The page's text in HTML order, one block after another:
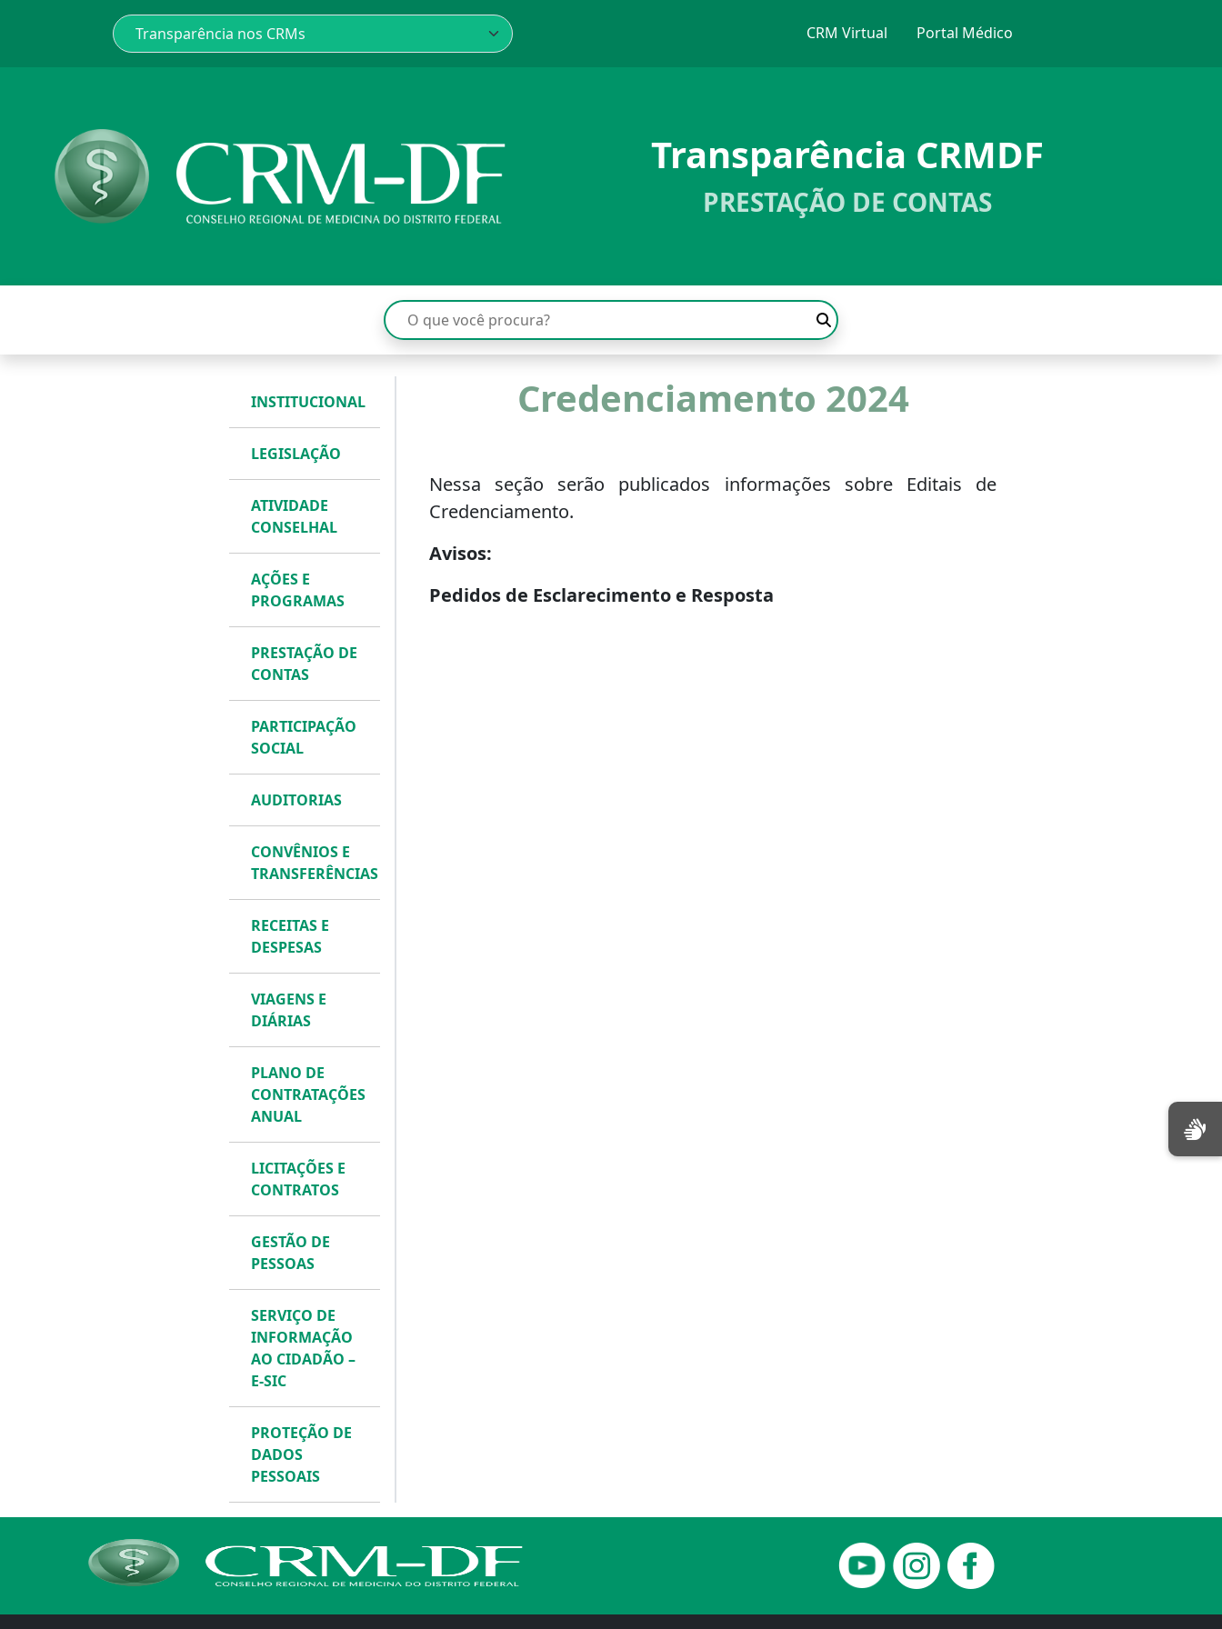
CRM Virtual Portal Médico
Transparência CRMDF
PRESTAÇÃO DE CONTAS
INSTITUCIONAL
LEGISLAÇÃO
ATIVIDADE
CONSELHAL
AÇÕES E
PROGRAMAS
PRESTAÇÃO DE
CONTAS
PARTICIPAÇÃO
SOCIAL
AUDITORIAS
CONVÊNIOS E
TRANSFERÊNCIAS
RECEITAS E
DESPESAS
VIAGENS E
DIÁRIAS
PLANO DE
CONTRATAÇÕES
ANUAL
LICITAÇÕES E
CONTRATOS
GESTÃO DE
PESSOAS
SERVIÇO DE
INFORMAÇÃO
AO CIDADÃO –
E-SIC
PROTEÇÃO DE
DADOS
PESSOAIS
Credenciamento 2024
Nessa seção serão publicados informações sobre Editais de
Credenciamento.
Avisos:
Pedidos de Esclarecimento e Resposta